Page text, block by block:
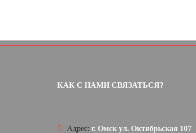
КАК С НАМИ СВЯЗАТЬСЯ?
Адрес: г. Омск ул. Октябрьская 107